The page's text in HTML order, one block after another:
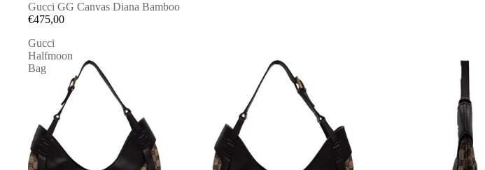
AUSVERKAUFT
Gucci GG Canvas Diana Bamboo
€475,00
Gucci
Halfmoon
Bag